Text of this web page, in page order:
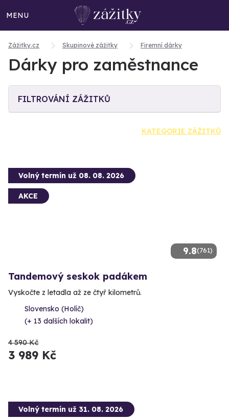
MENU
Zážitky.cz Skupinové zážitky Firemní dárky
Dárky pro zaměstnance
FILTROVÁNÍ ZÁŽITKŮ
KATEGORIE ZÁŽITKŮ
9.8(761)
Volný termín už 08. 08. 2026
AKCE
Tandemový seskok padákem
Vyskočte z letadla až ze čtyř kilometrů.
Slovensko (Holíč)
(+ 13 dalších lokalit)
4 590 Kč
3 989 Kč
Volný termín už 31. 08. 2026